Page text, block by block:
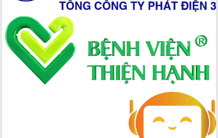
Phát động chiến dịch 30 ngày đêm
giải phóng mặt bằng Tuyến đường bộ
ven biển
Đắk Lắk nỗ lực thúc đẩy tăng trưởng
kinh tế từ 10% trở lên trong Quý
II/2026
Đắk Lắk ký kết thỏa thuận hợp tác về
chuyển đổi số giai đoạn 2026 – 2030